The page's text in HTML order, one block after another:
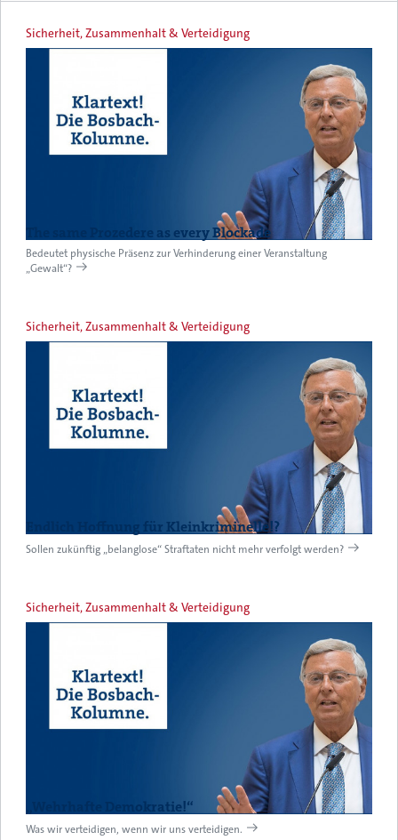
Sicherheit, Zusammenhalt & Verteidigung
The same Prozedere as every Blockade
Bedeutet physische Präsenz zur Verhinderung einer Veranstaltung
„Gewalt“?
Sicherheit, Zusammenhalt & Verteidigung
Endlich Hoffnung für Kleinkriminelle!?
Sollen zukünftig „belanglose“ Straftaten nicht mehr verfolgt werden?
Sicherheit, Zusammenhalt & Verteidigung
„Wehrhafte Demokratie!“
Was wir verteidigen, wenn wir uns verteidigen.